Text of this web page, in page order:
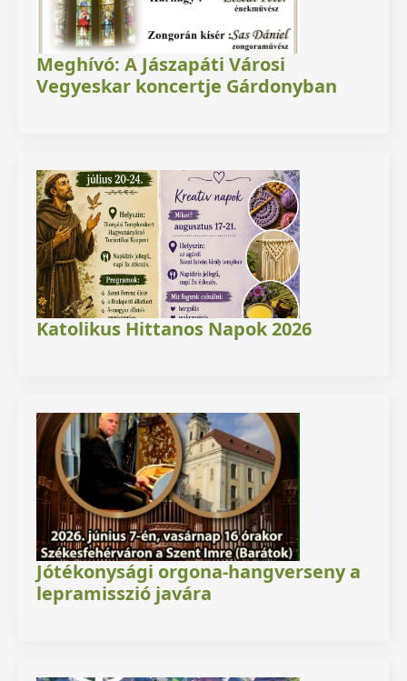
Meghívó: A Jászapáti Városi
Vegyeskar koncertje Gárdonyban
Katolikus Hittanos Napok 2026
Jótékonysági orgona-hangverseny a
lepramisszió javára